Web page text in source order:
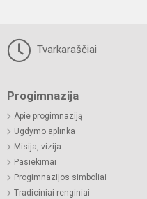
Tvarkaraščiai
Progimnazija
Apie progimnaziją
Ugdymo aplinka
Misija, vizija
Pasiekimai
Progimnazijos simboliai
Tradiciniai renginiai